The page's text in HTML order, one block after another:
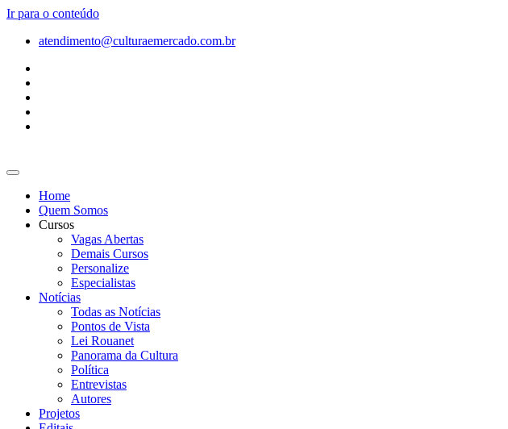
Ir para o conteúdo
atendimento@culturaemercado.com.br
Home
Quem Somos
Cursos
Vagas Abertas
Demais Cursos
Personalize
Especialistas
Notícias
Todas as Notícias
Pontos de Vista
Lei Rouanet
Panorama da Cultura
Política
Entrevistas
Autores
Projetos